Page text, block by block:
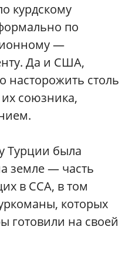
курдскому
по
—
Да и США,
насторожить столь
союзника,
Турции была
земле — часть
в ССА, в том
которых
готовили на своей